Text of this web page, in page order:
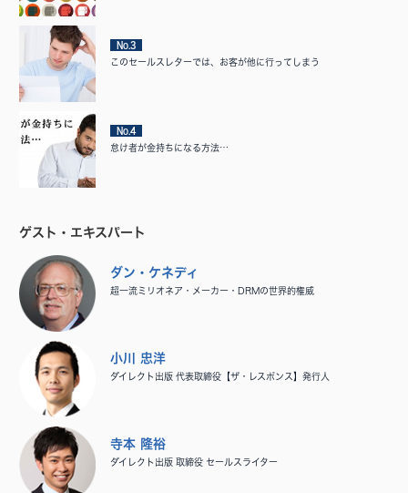
No.3
このセールスレターでは、お客が他に行ってしまう
No.4
怠け者が金持ちになる方法…
ゲスト・エキスパート
ダン・ケネディ
超一流ミリオネア・メーカー・DRMの世界的権威
小川 忠洋
ダイレクト出版 代表取締役【ザ・レスポンス】発行人
寺本 隆裕
ダイレクト出版 取締役 セールスライター